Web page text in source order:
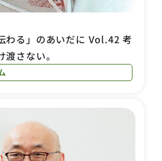
わる」のあいだに Vol.42 考
さない。